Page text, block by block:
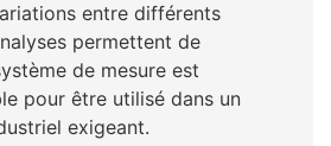
entre différents
permettent de
de mesure est
pour être utilisé dans un
exigeant.